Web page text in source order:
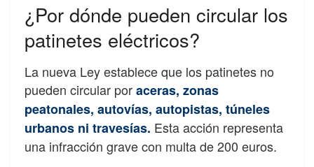
¿Por dónde pueden circular los
patinetes eléctricos?
La nueva Ley establece que los patinetes no
pueden circular poraceras, zonas
peatonales, autovías, autopistas, túneles
urbanos ni travesías. Esta acción representa
una infracción grave con multa de 200 euros.